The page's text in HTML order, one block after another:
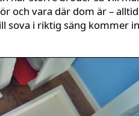
och vara där dom är –
sova i riktig säng kommer